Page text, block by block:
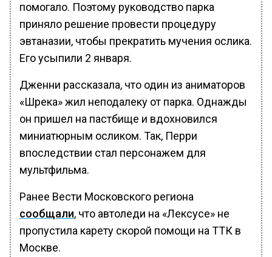
помогало. Поэтому руководство парка
приняло решение провести процедуру
эвтаназии, чтобы прекратить мучения ослика.
Его усыпили 2 января.
Дженни рассказала, что один из аниматоров
«Шрека» жил неподалеку от парка. Однажды
он пришел на пастбище и вдохновился
миниатюрным осликом. Так, Перри
впоследствии стал персонажем для
мультфильма.
Ранее Вести Московского региона
сообщали, что автоледи на «Лексусе» не
пропустила карету скорой помощи на ТТК в
Москве.